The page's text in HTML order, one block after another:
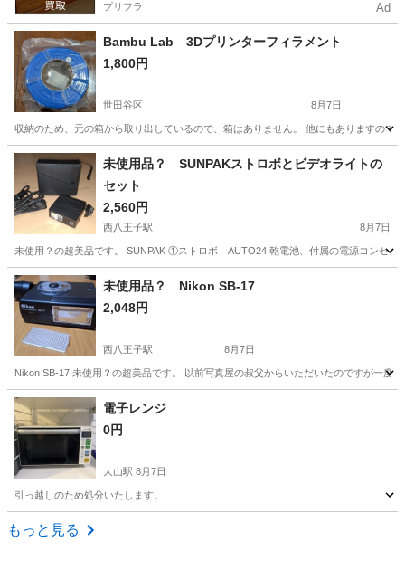
プリフラ Ad
Bambu Lab 3Dプリンターフィラメント
1,800円
世田谷区 8月7日
収納のため、元の箱から取り出しているので、箱はありません。 他にもありますので
東京 世田谷区 その他
未使用品？ SUNPAKストロボとビデオライトの
セット
2,560円
西八王子駅 8月7日
未使用？の超美品です。 SUNPAK ①ストロボ AUTO24 乾電池、付属の電源コンセ
東京 八王子市 西八王子駅
未使用品？ Nikon SB-17
2,048円
西八王子駅 8月7日
Nikon SB-17 未使用？の超美品です。 以前写真屋の叔父からいただいたのですが一度
東京 八王子市 西八王子駅
電子レンジ
0円
大山駅 8月7日
引っ越しのため処分いたします。
東京 板橋区
もっと見る